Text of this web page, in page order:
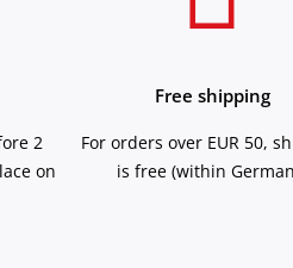
2
on
Free shipping
For orders over EUR 50,
is free (within